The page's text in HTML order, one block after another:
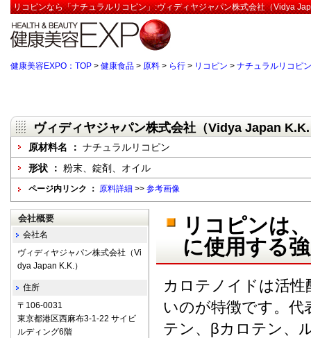
リコピンなら「ナチュラルリコピン」:ヴィディヤジャパン株式会社（Vidya
健康美容EXPO：TOP > 健康食品 > 原料 > ら行 > リコピン > ナチュラルリコピン
ヴィディヤジャパン株式会社（Vidya Japan
原材料名 ： ナチュラルリコピン
形状 ： 粉末、錠剤、オイル
ページ内リンク ： 原料詳細 >> 参考画像
リコピンは
に使用する
カロテノイドは活性
いのが特徴です。
テン、βカロテン、
会社概要
会社名
ヴィディヤジャパン株式会社（Vi
dya Japan K.K.）
住所
〒106-0031
東京都港区西麻布3-1-22 サイビ
ルディング6階